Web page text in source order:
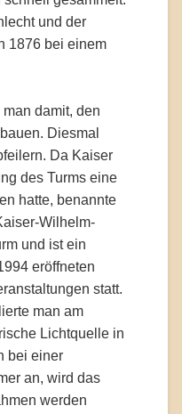
und der
1876 bei einem
damit, den
Diesmal
Da Kaiser
des Turms eine
hatte, benannte
Wilhelm-
und ist ein
eröffneten
statt.
man am
Lichtquelle in
bei einer
an, wird das
werden